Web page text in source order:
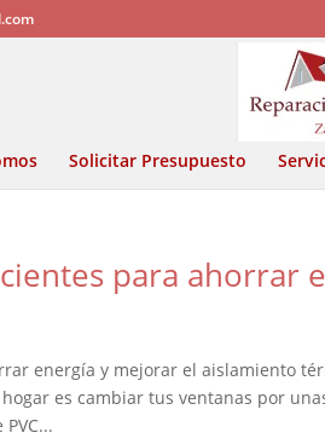
Solicitar Presupuesto
para ahorrar
energía y mejorar el aislamiento
es cambiar tus ventanas por